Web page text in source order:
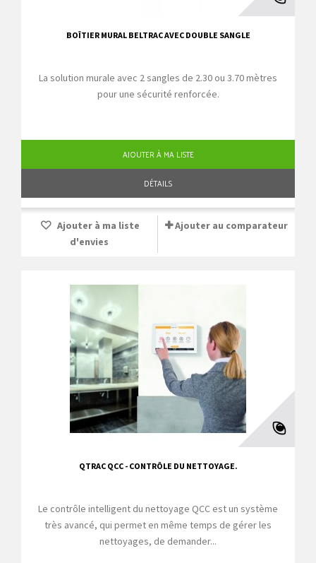
BOÎTIER MURAL BELTRAC AVEC DOUBLE SANGLE
La solution murale avec 2 sangles de 2.30 ou 3.70 mètres
pour une sécurité renforcée.
AJOUTER À MA LISTE
DÉTAILS
Ajouter à ma liste
d'envies
Ajouter au comparateur
QTRAC QCC - CONTRÔLE DU NETTOYAGE.
Le contrôle intelligent du nettoyage QCC est un système
très avancé, qui permet en même temps de gérer les
nettoyages, de demander...